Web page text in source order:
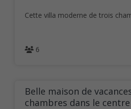
Cette villa moderne de trois
6
Belle maison de
chambres dans le centre